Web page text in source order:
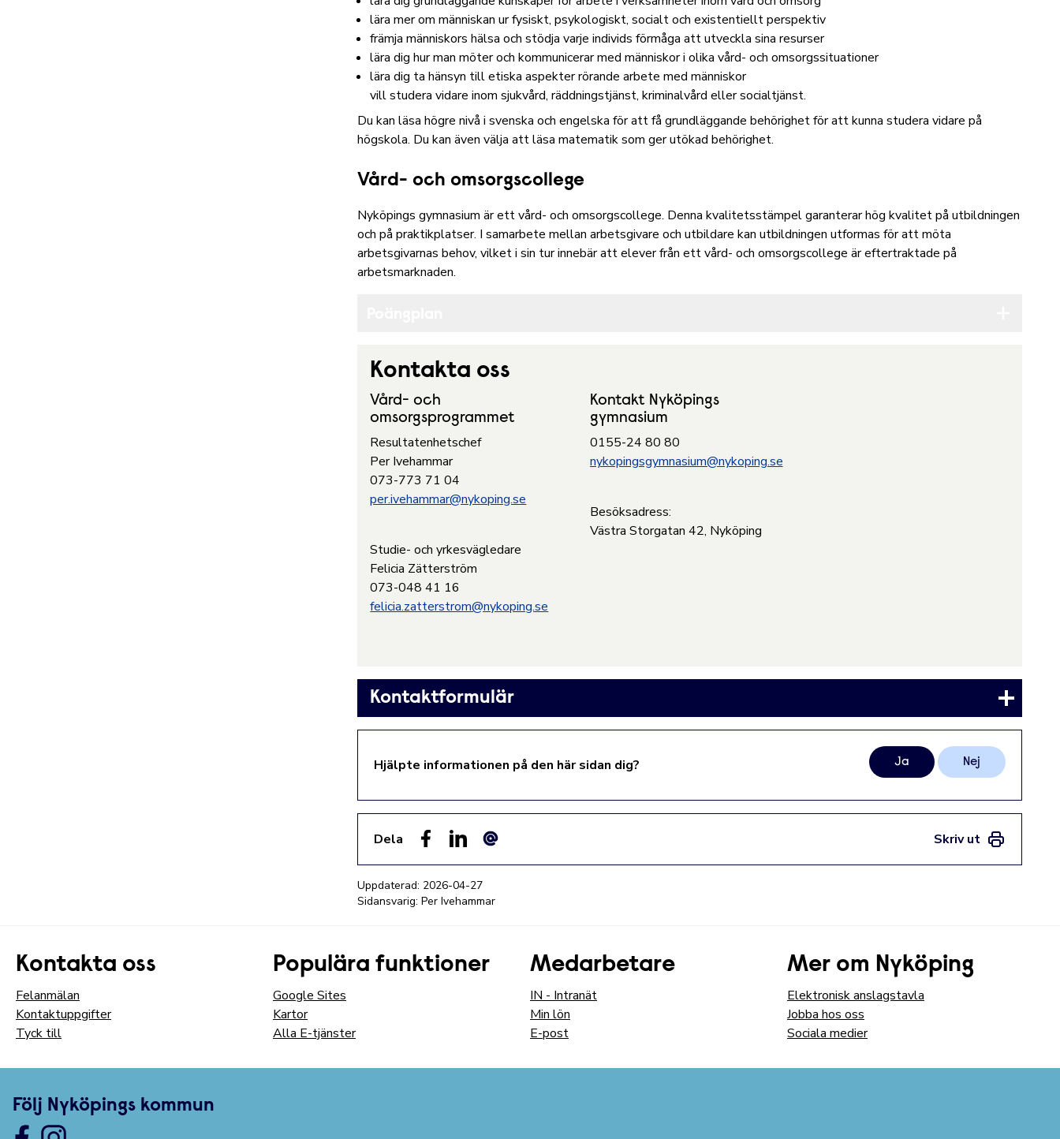
lära mer om människan ur fysiskt, psykologiskt, socialt och existentiellt perspektiv
främja människors hälsa och stödja varje individs förmåga att utveckla sina resurser
lära dig hur man möter och kommunicerar med människor i olika vård- och omsorgssituationer
lära dig ta hänsyn till etiska aspekter rörande arbete med människor
vill studera vidare inom sjukvård, räddningstjänst, kriminalvård eller socialtjänst.
Du kan läsa högre nivå i svenska och engelska för att få grundläggande behörighet för att kunna studera vidare på
högskola. Du kan även välja att läsa matematik som ger utökad behörighet.
Vård- och omsorgscollege
Nyköpings gymnasium är ett vård- och omsorgscollege. Denna kvalitetsstämpel garanterar hög kvalitet på utbildningen
och på praktikplatser. I samarbete mellan arbetsgivare och utbildare kan utbildningen utformas för att möta
arbetsgivarnas behov, vilket i sin tur innebär att elever från ett vård- och omsorgscollege är eftertraktade på
arbetsmarknaden.
Kontakta oss
Vård- och
omsorgsprogrammet
Resultatenhetschef
Per Ivehammar
073-773 71 04
per.ivehammar@nykoping.se
Studie- och yrkesvägledare
Felicia Zätterström
073-048 41 16
felicia.zatterstrom@nykoping.se
Kontakt Nyköpings
gymnasium
0155-24 80 80
nykopingsgymnasium@nykoping.se
Besöksadress:
Västra Storgatan 42, Nyköping
Kontaktformulär
Hjälpte informationen på den här sidan dig? Ja Nej
Dela
Skriv ut
Uppdaterad: 2026-04-27
Sidansvarig: Per Ivehammar
Kontakta oss
Felanmälan
Kontaktuppgifter
Tyck till
Populära funktioner
Google Sites
Kartor
Alla E-tjänster
Medarbetare
IN - Intranät
Min lön
E-post
Mer om Nyköping
Elektronisk anslagstavla
Jobba hos oss
Sociala medier
Följ Nyköpings kommun